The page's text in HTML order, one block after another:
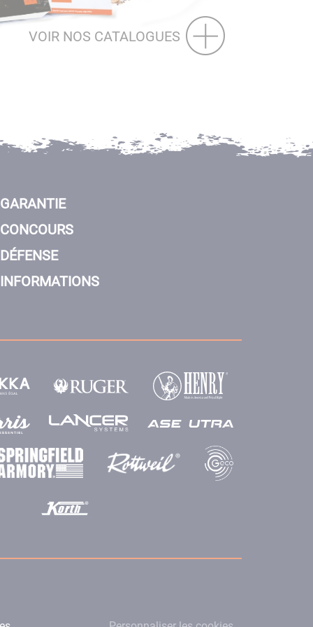
VOIR NOS CATALOGUES
GARANTIE
CONCOURS
DÉFENSE
INFORMATIONS